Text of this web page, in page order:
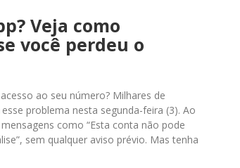
Veja como
você perdeu o
ao seu número? Milhares de
problema nesta segunda-feira (3). Ao
como “Esta conta não pode
sem qualquer aviso prévio. Mas tenha